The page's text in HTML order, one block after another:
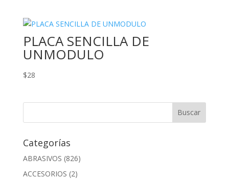
PLACA SENCILLA DE
UNMODULO
$28
Categorías
ABRASIVOS (826)
ACCESORIOS (2)